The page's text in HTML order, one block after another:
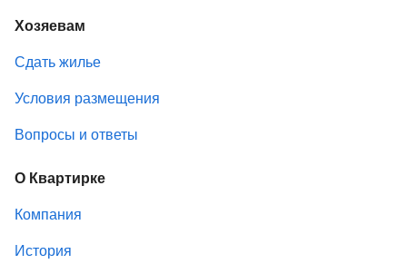
Хозяевам
Сдать жилье
Условия размещения
Вопросы и ответы
О Квартирке
Компания
История